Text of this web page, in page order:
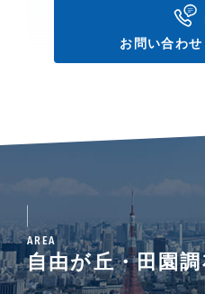
お問い合わ
AREA
自由が丘・田園